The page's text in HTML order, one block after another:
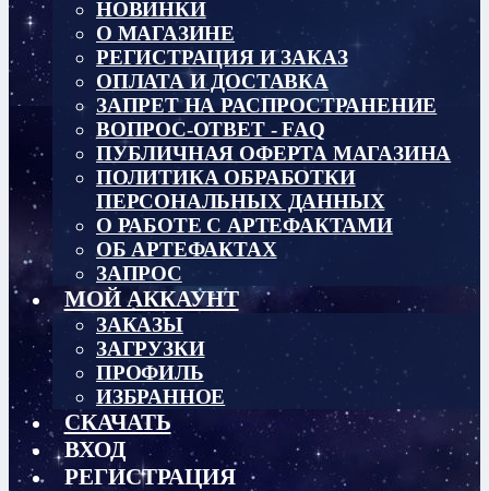
НОВИНКИ
О МАГАЗИНЕ
РЕГИСТРАЦИЯ И ЗАКАЗ
ОПЛАТА И ДОСТАВКА
ЗАПРЕТ НА РАСПРОСТРАНЕНИЕ
ВОПРОС-ОТВЕТ - FAQ
ПУБЛИЧНАЯ ОФЕРТА МАГАЗИНА
ПОЛИТИКА ОБРАБОТКИ
ПЕРСОНАЛЬНЫХ ДАННЫХ
О РАБОТЕ С АРТЕФАКТАМИ
ОБ АРТЕФАКТАХ
ЗАПРОС
МОЙ АККАУНТ
ЗАКАЗЫ
ЗАГРУЗКИ
ПРОФИЛЬ
ИЗБРАННОЕ
СКАЧАТЬ
ВХОД
РЕГИСТРАЦИЯ